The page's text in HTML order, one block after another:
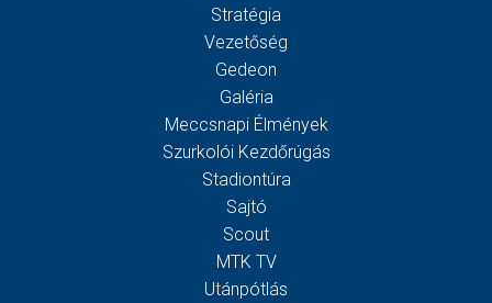
Stratégia
Vezetőség
Gedeon
Galéria
Meccsnapi Élmények
Szurkolói Kezdőrúgás
Stadiontúra
Sajtó
Scout
MTK TV
Utánpótlás